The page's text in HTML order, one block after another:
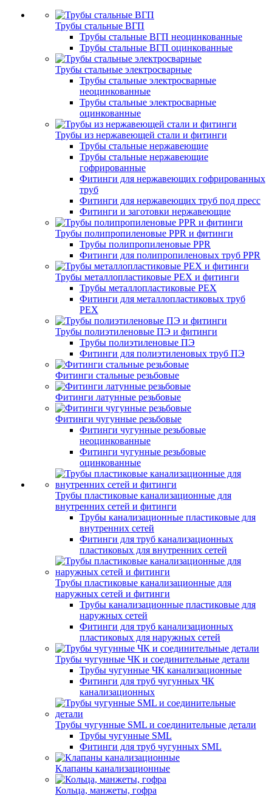
Трубы стальные ВГП
Трубы стальные ВГП неоцинкованные
Трубы стальные ВГП оцинкованные
Трубы стальные электросварные
Трубы стальные электросварные
неоцинкованные
Трубы стальные электросварные
оцинкованные
Трубы из нержавеющей стали и фитинги
Трубы стальные нержавеющие
Трубы стальные нержавеющие
гофрированные
Фитинги для нержавеющих гофрированных
труб
Фитинги для нержавеющих труб под пресс
Фитинги и заготовки нержавеющие
Трубы полипропиленовые PPR и фитинги
Трубы полипропиленовые PPR
Фитинги для полипропиленовых труб PPR
Трубы металлопластиковые PEX и фитинги
Трубы металлопластиковые PEX
Фитинги для металлопластиковых труб
PEX
Трубы полиэтиленовые ПЭ и фитинги
Трубы полиэтиленовые ПЭ
Фитинги для полиэтиленовых труб ПЭ
Фитинги стальные резьбовые
Фитинги латунные резьбовые
Фитинги чугунные резьбовые
Фитинги чугунные резьбовые
неоцинкованные
Фитинги чугунные резьбовые
оцинкованные
Трубы пластиковые канализационные для
внутренних сетей и фитинги
Трубы канализационные пластиковые для
внутренних сетей
Фитинги для труб канализационных
пластиковых для внутренних сетей
Трубы пластиковые канализационные для
наружных сетей и фитинги
Трубы канализационные пластиковые для
наружных сетей
Фитинги для труб канализационных
пластиковых для наружных сетей
Трубы чугунные ЧК и соединительные детали
Трубы чугунные ЧК канализационные
Фитинги для труб чугунных ЧК
канализационных
Трубы чугунные SML и соединительные детали
Трубы чугунные SML
Фитинги для труб чугунных SML
Клапаны канализационные
Кольца, манжеты, гофра